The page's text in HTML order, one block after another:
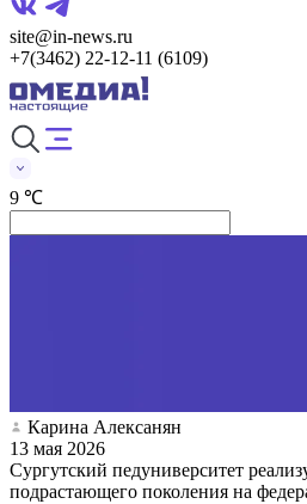
site@in-news.ru
+7(3462) 22-12-11 (6109)
9 ℃
Карина Алексанян
13 мая 2026
Сургутский педуниверситет
подрастающего поколения на